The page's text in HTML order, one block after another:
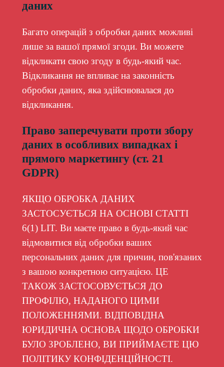
даних
Багато операцій з обробки даних можливі
лише за вашої прямої згоди. Ви можете
відкликати свою згоду в будь-який час.
Відкликання не впливає на законність
обробки даних, яка здійснювалася до
відкликання.
Право заперечувати проти збору
даних в особливих випадках і
прямого маркетингу (ст. 21
GDPR)
ЯКЩО ОБРОБКА ДАНИХ
ЗАСТОСУЄТЬСЯ НА ОСНОВІ СТАТТІ
6(1) LIT. Ви маєте право в будь-який час
відмовитися від обробки ваших
персональних даних для причин, пов'язаних
з вашою конкретною ситуацією. ЦЕ
ТАКОЖ ЗАСТОСОВУЄТЬСЯ ДО
ПРОФІЛЮ, НАДАНОГО ЦИМИ
ПОЛОЖЕННЯМИ. ВІДПОВІДНА
ЮРИДИЧНА ОСНОВА ЩОДО ОБРОБКИ
БУЛО ЗРОБЛЕНО, ВИ ПРИЙМАЄТЕ ЦЮ
ПОЛІТИКУ КОНФІДЕНЦІЙНОСТІ.